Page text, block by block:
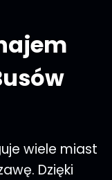
wiele miast
Dzięki